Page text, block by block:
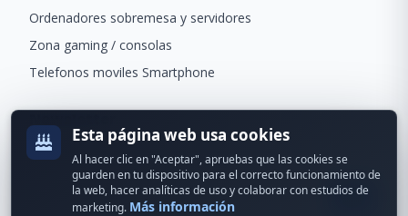
Ordenadores sobremesa y servidores
Zona gaming / consolas
Telefonos moviles Smartphone
Recibe ofertas exclusivas y novedades.
Esta página web usa cookies
Al hacer clic en "Aceptar", apruebas que las cookies se
guarden en tu dispositivo para el correcto funcionamiento de
la web, hacer analíticas de uso y colaborar con estudios de
marketing. Más información